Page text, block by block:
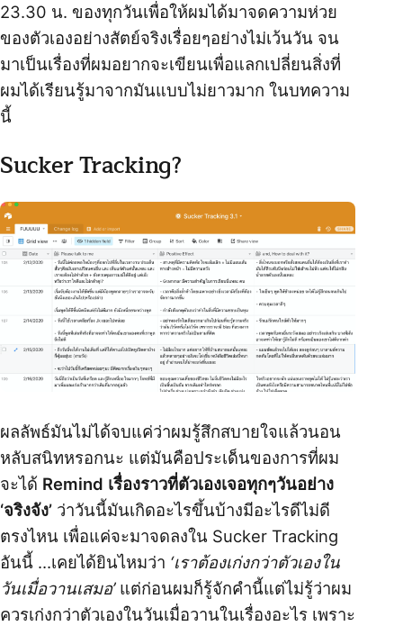
23.30 น. ของทุกวันเพื่อให้ผมได้มาจดความห่วย
ของตัวเองอย่างสัตย์จริงเรื่อยๆอย่างไม่เว้นวัน จน
มาเป็นเรื่องที่ผมอยากจะเขียนเพื่อแลกเปลี่ยนสิ่งที่
ผมได้เรียนรู้มาจากมันแบบไม่ยาวมาก ในบทความ
นี้
Sucker Tracking?
ผลลัพธ์มันไม่ได้จบแค่ว่าผมรู้สึกสบายใจแล้วนอน
หลับสนิทหรอกนะ แต่มันคือประเด็นของการที่ผม
จะได้ Remind เรื่องราวที่ตัวเองเจอทุกๆวันอย่าง
‘จริงจัง’ ว่าวันนี้มันเกิดอะไรขึ้นบ้างมีอะไรดีไม่ดี
ตรงไหน เพื่อแค่จะมาจดลงใน Sucker Tracking
อันนี้ …เคยได้ยินไหมว่า ‘เราต้องเก่งกว่าตัวเองใน
วันเมื่อวานเสมอ’แต่ก่อนผมก็รู้จักคำนี้แต่ไม่รู้ว่าผม
ควรเก่งกว่าตัวเองในวันเมื่อวานในเรื่องอะไร เพราะ